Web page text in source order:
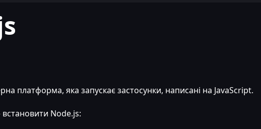
платформа, яка запускає застосунки, написані на JavaScript.
Node.js: